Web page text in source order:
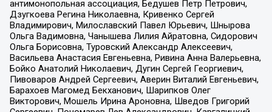
антимонопольная ассоциация, Бедушев Петр Петрович,
Дзугкоева Регина Николаевна, Кривенко Сергей
Владимирович, Милославский Павел Юрьевич, Шнырова
Ольга Вадимовна, Чанышева Лилия Айратовна, Сидорович
Ольга Борисовна, Туровский Александр Алексеевич,
Васильева Анастасия Евгеньевна, Ривина Анна Валерьевна,
Бойко Анатолий Николаевич, Дугин Сергей Георгиевич,
Пивоваров Андрей Сергеевич, Аверин Виталий Евгеньевич,
Барахоев Магомед Бекханович, Шарипков Олег
Викторович, Мошель Ирина Ароновна, Шведов Григорий